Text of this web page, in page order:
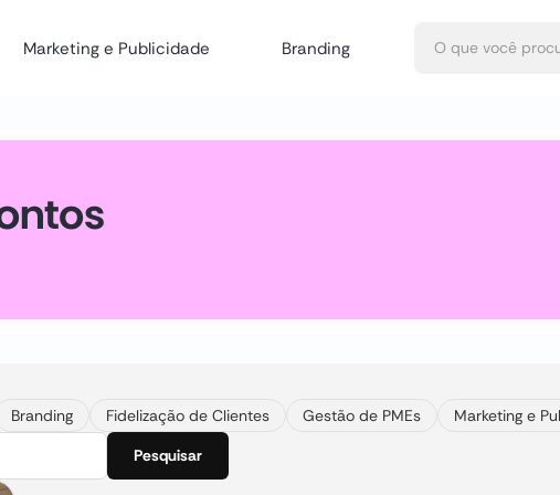
Marketing e Publicidade Branding
Branding Fidelização de Clientes Gestão de PMEs Marketing e
Pesquisar